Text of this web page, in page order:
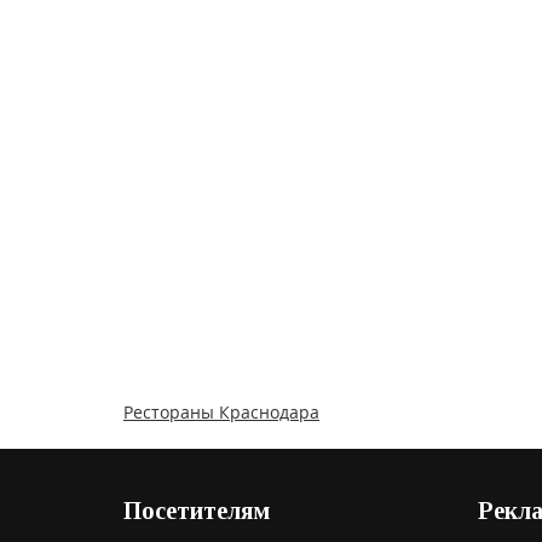
Рестораны Краснодара
Посетителям